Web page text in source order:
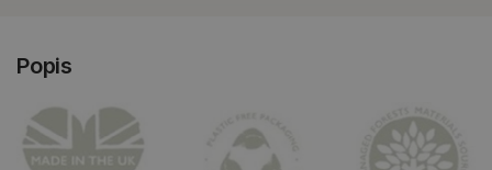
Popis